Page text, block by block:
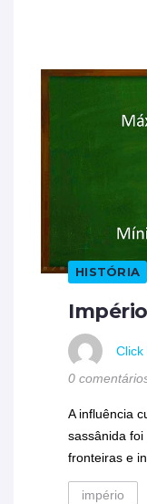
HISTÓRIA
Click
0
A influência
sassânida
fronteiras e
império